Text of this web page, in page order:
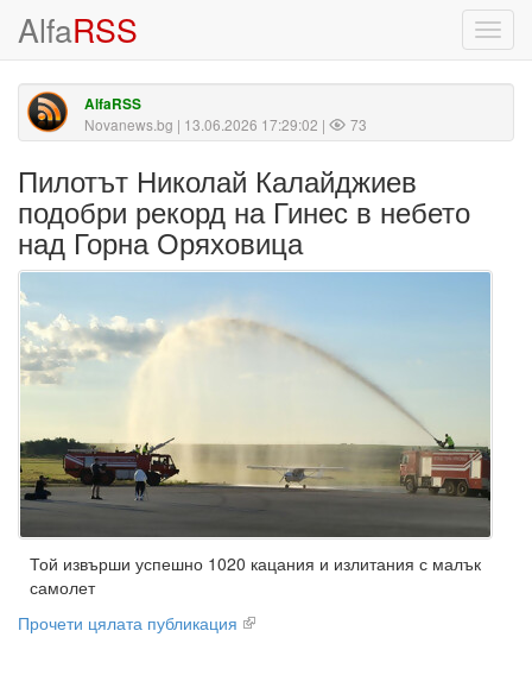
AlfaRSS
AlfaRSS
Novanews.bg | 13.06.2026 17:29:02 | 73
Пилотът Николай Калайджиев
подобри рекорд на Гинес в небето
над Горна Оряховица
Той извърши успешно 1020 кацания и излитания с малък
самолет
Прочети цялата публикация